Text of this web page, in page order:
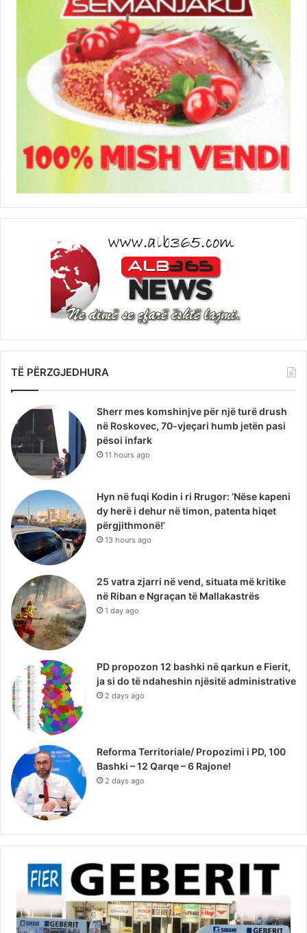
TË PËRZGJEDHURA
Sherr mes komshinjve për një turë drush
në Roskovec, 70-vjeçari humb jetën pasi
pësoi infark
11 hours ago
Hyn në fuqi Kodin i ri Rrugor: ‘Nëse kapeni
dy herë i dehur në timon, patenta hiqet
përgjithmonë!’
13 hours ago
25 vatra zjarri në vend, situata më kritike
në Riban e Ngraçan të Mallakastrës
1 day ago
PD propozon 12 bashki në qarkun e Fierit,
ja si do të ndaheshin njësitë administrative
2 days ago
Reforma Territoriale/ Propozimi i PD, 100
Bashki – 12 Qarqe – 6 Rajone!
2 days ago